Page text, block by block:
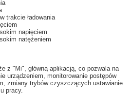
trakcie ładowania
napięciem
natężeniem
z " Mi", główną aplikacją, co pozwala na
urządzeniem, monitorowanie postępów
, zmiany trybów czyszczących ustawianie
pracy.